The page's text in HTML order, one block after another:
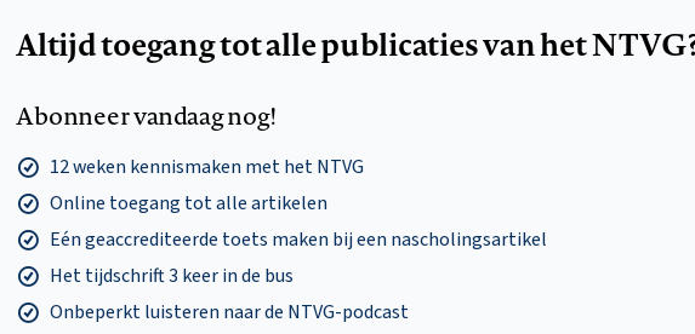
Altijd toegang tot alle publicaties van het
Abonneer vandaag nog!
12 weken kennismaken met het NTVG
Online toegang tot alle artikelen
Eén geaccrediteerde toets maken bij een nascholingsartikel
Het tijdschrift 3 keer in de bus
Onbeperkt luisteren naar de NTVG-podcast